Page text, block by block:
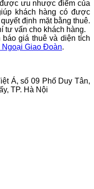
ưu nhược điểm của
khách hàng có được
định mặt bằng thuê.
tư vấn cho khách hàng.
giá thuê và diện tích
Ngoại Giao Đoàn.
Á, số 09 Phố Duy Tân,
TP. Hà Nội